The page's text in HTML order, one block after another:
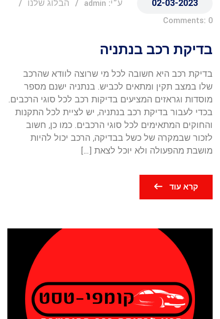
02-03-2023 ע"י: admin
הבלוג שלנו
Comments: 0
בדיקת רכב בנתניה
בדיקת רכב היא חשובה לכל מי שרוצה לוודא שהרכב
שלו במצב תקין ומתאים לכביש. בנתניה ישנם מספר
מוסדות וגראזים המציעים בדיקות רכב לכל סוגי הרכבים.
בכדי לעבור בדיקת רכב בנתניה, יש לציית לכל התקנות
והחוקים המתאימים לכל סוגי הרכבים. כמו כן, חשוב
לזכור שבמקרה של כשל בבדיקה, הרכב יכול להיות
מושבת מהפעולה ולא יוכל לצאת […]
קרא עוד